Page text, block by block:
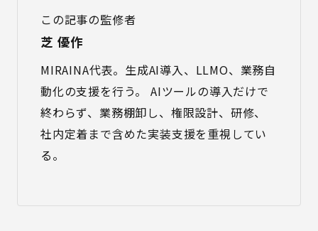
この記事の監修者
芝 優作
MIRAINA代表。生成AI導入、LLMO、業務自
動化の支援を行う。 AIツールの導入だけで
終わらず、業務棚卸し、権限設計、研修、
社内定着まで含めた実装支援を重視してい
る。